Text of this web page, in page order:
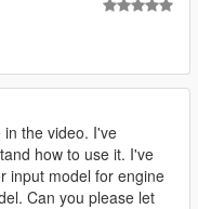
in the video. I've
how to use it. I've
input model for engine
Can you please let